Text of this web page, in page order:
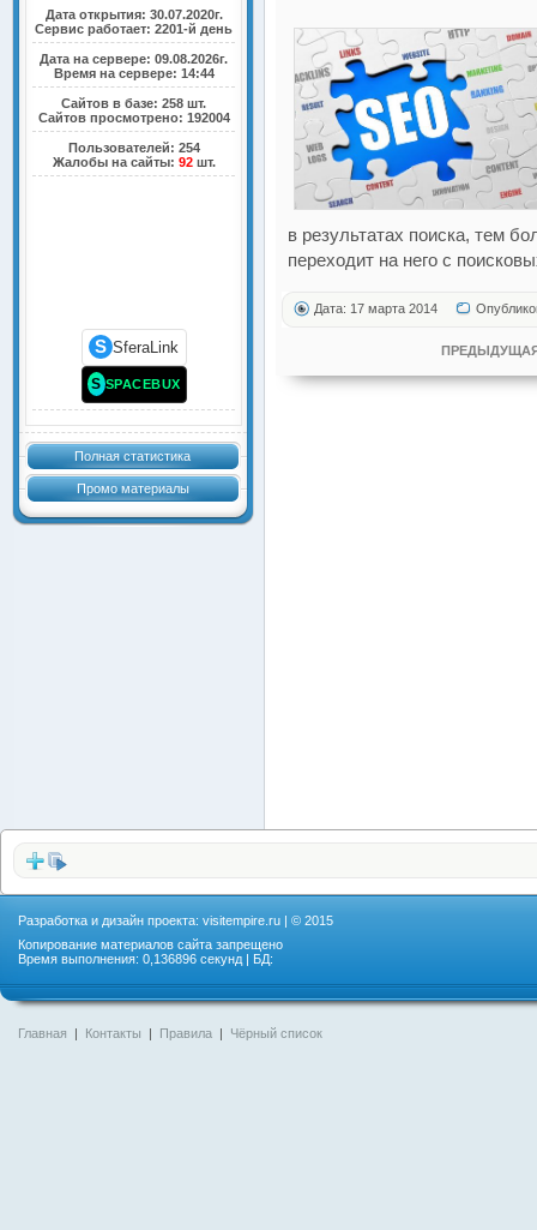
Дата открытия: 30.07.2020г.
Сервис работает: 2201-й день
Дата на сервере: 09.08.2026г.
Время на сервере: 14:44
Сайтов в базе: 258 шт.
Сайтов просмотрено: 192004
Пользователей: 254
Жалобы на сайты: 92шт.
S SferaLink
S SPACEBUX
Полная статистика
Промо материалы
в результатах поиска, тем
переходит на него с
Дата: 17 марта 2014
Разработка и дизайн проекта: visitempire.ru | © 2015
Копирование материалов сайта запрещено
Время выполнения: 0,136896 секунд | БД:
Главная | Контакты | Правила | Чёрный список